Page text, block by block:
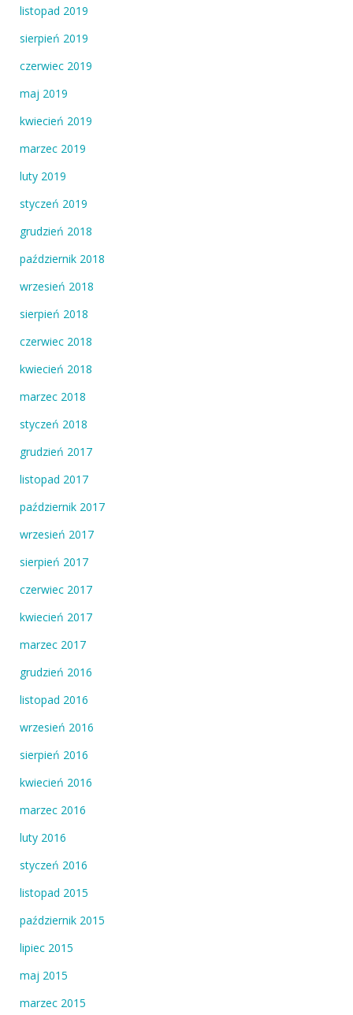
listopad 2019
sierpień 2019
czerwiec 2019
maj 2019
kwiecień 2019
marzec 2019
luty 2019
styczeń 2019
grudzień 2018
październik 2018
wrzesień 2018
sierpień 2018
czerwiec 2018
kwiecień 2018
marzec 2018
styczeń 2018
grudzień 2017
listopad 2017
październik 2017
wrzesień 2017
sierpień 2017
czerwiec 2017
kwiecień 2017
marzec 2017
grudzień 2016
listopad 2016
wrzesień 2016
sierpień 2016
kwiecień 2016
marzec 2016
luty 2016
styczeń 2016
listopad 2015
październik 2015
lipiec 2015
maj 2015
marzec 2015